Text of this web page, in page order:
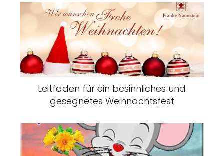
Leitfaden für ein besinnliches und
gesegnetes Weihnachtsfest